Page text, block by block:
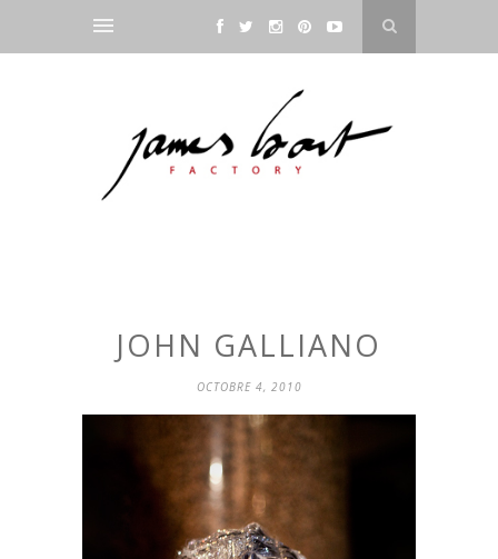
JOHN GALLIANO
OCTOBRE 4, 2010